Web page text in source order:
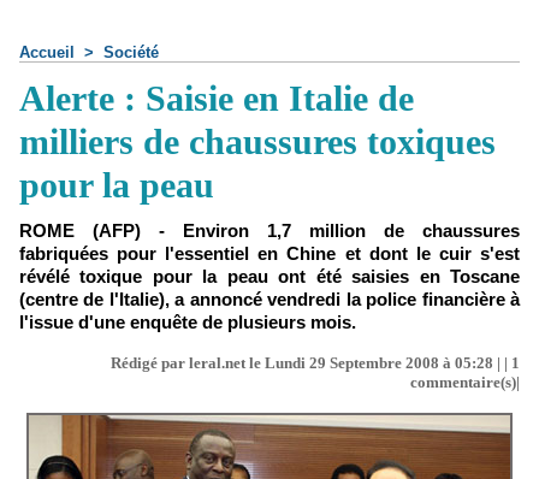
Accueil > Société
Alerte : Saisie en Italie de
milliers de chaussures toxiques
pour la peau
ROME (AFP) - Environ 1,7 million de chaussures
fabriquées pour l'essentiel en Chine et dont le cuir s'est
révélé toxique pour la peau ont été saisies en Toscane
(centre de l'Italie), a annoncé vendredi la police financière à
l'issue d'une enquête de plusieurs mois.
Rédigé par leral.net le Lundi 29 Septembre 2008 à 05:28 | | 1
commentaire(s)|